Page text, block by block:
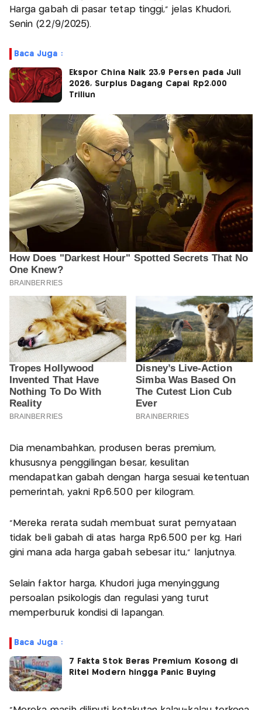
Harga gabah di pasar tetap tinggi," jelas Khudori,
Senin (22/9/2025).
Baca Juga :
Ekspor China Naik 23,9 Persen pada Juli
2026, Surplus Dagang Capai Rp2.000
Triliun
Dia menambahkan, produsen beras premium,
khususnya penggilingan besar, kesulitan
mendapatkan gabah dengan harga sesuai ketentuan
pemerintah, yakni Rp6.500 per kilogram.
"Mereka rerata sudah membuat surat pernyataan
tidak beli gabah di atas harga Rp6.500 per kg. Hari
gini mana ada harga gabah sebesar itu," lanjutnya.
Selain faktor harga, Khudori juga menyinggung
persoalan psikologis dan regulasi yang turut
memperburuk kondisi di lapangan.
Baca Juga :
7 Fakta Stok Beras Premium Kosong di
Ritel Modern hingga Panic Buying